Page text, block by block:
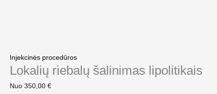
Injekcinės procedūros
Lokalių riebalų šalinimas lipolitikais
Nuo 350,00 €